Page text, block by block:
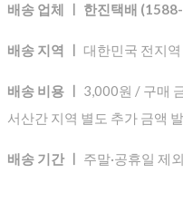
배송 업체 ㅣ 한진택배
배송 지역 ㅣ 대한민국 전지역
배송 비용 ㅣ 3,000원 / 구매
서산간 지역 별도 추가 금액
배송 기간 ㅣ 주말·공휴일 제